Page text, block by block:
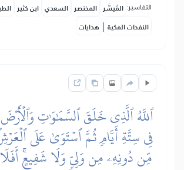
التفاسير: المُيسَّر المختصر السعدي ابن كثير
النفحات المكية | هدايات
ٱللَّهُ ٱلَّذِي خَلَقَ ٱلسَّمَٰوَٰتِ وَٱلۡأَرۡضَ
فِي سِتَّةِ أَيَّامٖ ثُمَّ ٱسۡتَوَىٰ عَلَى
مِّن دُونِهِۦ مِن وَلِيّٖ وَلَا شَفِيعٍۚ